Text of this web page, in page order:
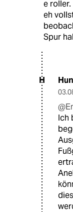
e
eh
Spur
H
Ich